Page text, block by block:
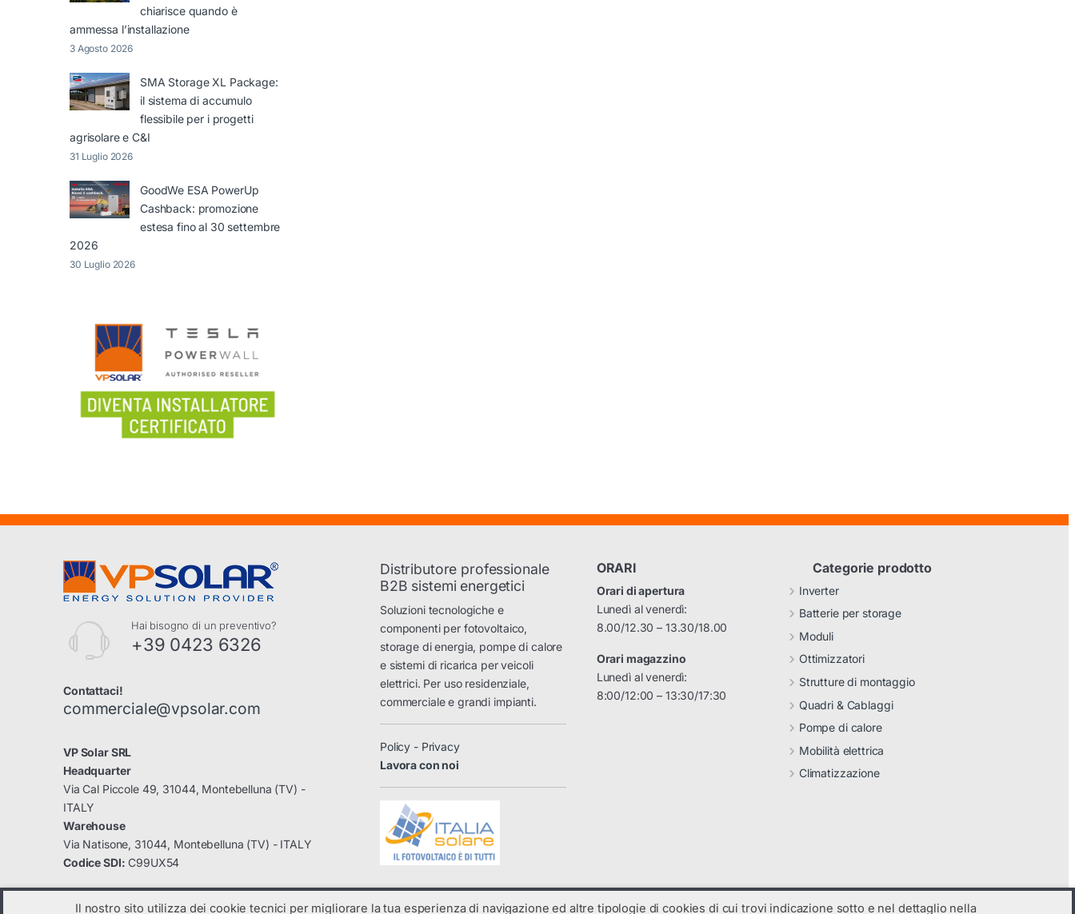
chiarisce quando è
ammessa l’installazione
3 Agosto 2026
SMA Storage XL Package:
il sistema di accumulo
flessibile per i progetti
agrisolare e C&I
31 Luglio 2026
GoodWe ESA PowerUp
Cashback: promozione
estesa fino al 30 settembre
2026
30 Luglio 2026
Hai bisogno di un preventivo?
+39 0423 6326
Contattaci!
commerciale@vpsolar.com
VP Solar SRL
Headquarter
Via Cal Piccole 49, 31044, Montebelluna (TV) -
ITALY
Warehouse
Via Natisone, 31044, Montebelluna (TV) - ITALY
Codice SDI: C99UX54
Distributore professionale
B2B sistemi energetici
Soluzioni tecnologiche e
componenti per fotovoltaico,
storage di energia, pompe di calore
e sistemi di ricarica per veicoli
elettrici. Per uso residenziale,
commerciale e grandi impianti.
Policy - Privacy
Lavora con noi
ORARI
Orari di apertura
Lunedì al venerdì:
8.00/12.30 – 13.30/18.00
Orari magazzino
Lunedì al venerdì:
8:00/12:00 – 13:30/17:30
Categorie prodotto
Inverter
Batterie per storage
Moduli
Ottimizzatori
Strutture di montaggio
Quadri & Cablaggi
Pompe di calore
Mobilità elettrica
Climatizzazione
Il nostro sito utilizza dei cookie tecnici per migliorare la tua esperienza di navigazione ed altre tipologie di cookies di cui trovi indicazione sotto e nel dettaglio nella